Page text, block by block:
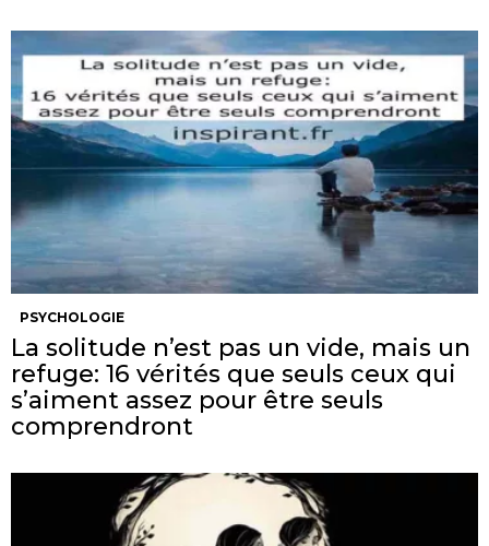
PSYCHOLOGIE
La solitude n’est pas un vide, mais un
refuge: 16 vérités que seuls ceux qui
s’aiment assez pour être seuls
comprendront